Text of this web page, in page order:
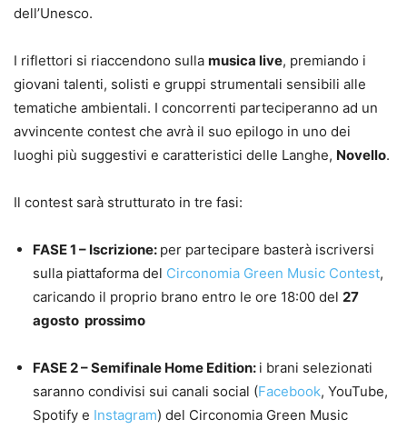
dell’Unesco.
I riflettori si riaccendono sulla musica live, premiando i
giovani talenti, solisti e gruppi strumentali sensibili alle
tematiche ambientali. I concorrenti parteciperanno ad un
avvincente contest che avrà il suo epilogo in uno dei
luoghi più suggestivi e caratteristici delle Langhe, Novello.
Il contest sarà strutturato in tre fasi:
FASE 1 – Iscrizione: per partecipare basterà iscriversi
sulla piattaforma del Circonomia Green Music Contest,
caricando il proprio brano entro le ore 18:00 del 27
agosto prossimo
FASE 2 – Semifinale Home Edition: i brani selezionati
saranno condivisi sui canali social (Facebook, YouTube,
Spotify e Instagram) del Circonomia Green Music